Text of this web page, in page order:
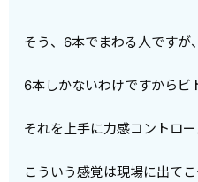
そう、6本でまわる人ですが
6本しかないわけですからビ
それを上手に力感コントロー
こういう感覚は現場に出て